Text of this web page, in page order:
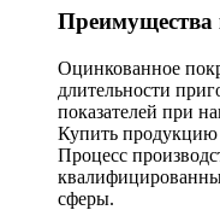
Оцинкованное
длительности
показателей при
Купить продукцию
Процесс
сферы.